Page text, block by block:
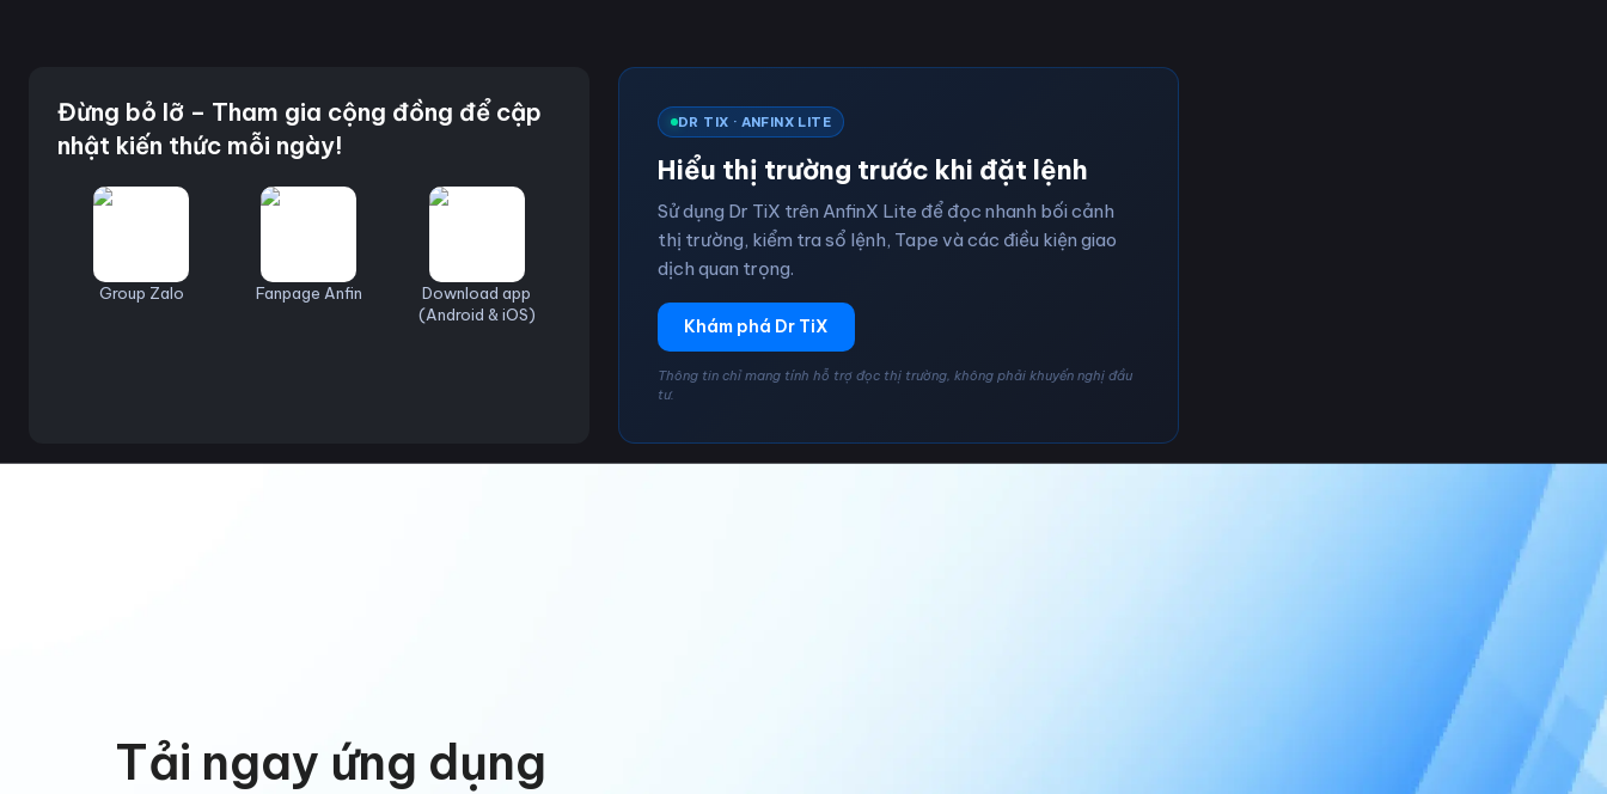
Đừng bỏ lỡ – Tham gia cộng đồng để cập
nhật kiến thức mỗi ngày!
Group Zalo Fanpage Anfin
Download app
(Android & iOS)
DR TIX · ANFINX LITE
Hiểu thị trường trước khi đặt lệnh
Sử dụng Dr TiX trên AnfinX Lite để đọc nhanh bối cảnh
thị trường, kiểm tra sổ lệnh, Tape và các điều kiện giao
dịch quan trọng.
Khám phá Dr TiX
Thông tin chỉ mang tính hỗ trợ đọc thị trường, không phải khuyến nghị đầu
tư.
Tải ngay ứng dụng